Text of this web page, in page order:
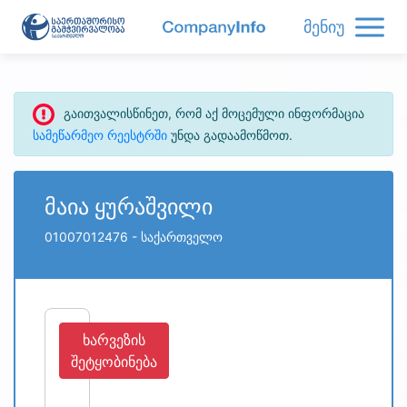
მენიუ
გაითვალისწინეთ, რომ აქ მოცემული ინფორმაცია
სამეწარმეო რეესტრში უნდა გადაამოწმოთ.
მაია ყურაშვილი
01007012476 - საქართველო
ხარვეზის
შეტყობინება